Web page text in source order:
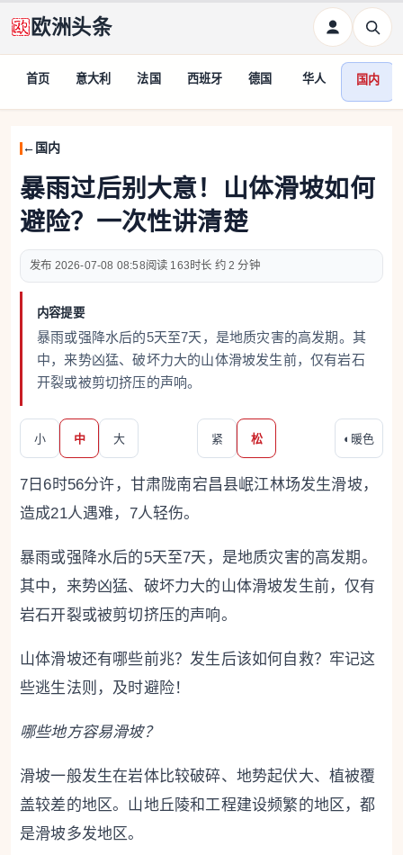
欧洲头条
首页 意大利 法国 西班牙 德国 华人 国内
国内
暴雨过后别大意！山体滑坡如何
避险？一次性讲清楚
2026-07-08 08:58 163 约 2 分钟
内容提要
暴雨或强降水后的5天至7天，是地质灾害的高发期。其
中，来势凶猛、破坏力大的山体滑坡发生前，仅有岩石
开裂或被剪切挤压的声响。
小 中 大 紧 松 ◐ 暖色
7日6时56分许，甘肃陇南宕昌县岷江林场发生滑坡，
造成21人遇难，7人轻伤。
暴雨或强降水后的5天至7天，是地质灾害的高发期。
其中，来势凶猛、破坏力大的山体滑坡发生前，仅有
岩石开裂或被剪切挤压的声响。
山体滑坡还有哪些前兆？发生后该如何自救？牢记这
些逃生法则，及时避险！
哪些地方容易滑坡？
滑坡一般发生在岩体比较破碎、地势起伏大、植被覆
盖较差的地区。山地丘陵和工程建设频繁的地区，都
是滑坡多发地区。